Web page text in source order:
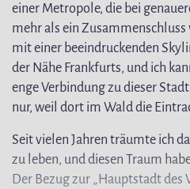
einer Metropole, die bei
mehr als ein
mit einer beeindruckenden
der Nähe Frankfurts, und ich
enge Verbindung zu dieser
nur, weil dort im Wald die
Seit vielen Jahren träumte ich
zu leben, und diesen Traum
Der Bezug zur „Hauptstadt des